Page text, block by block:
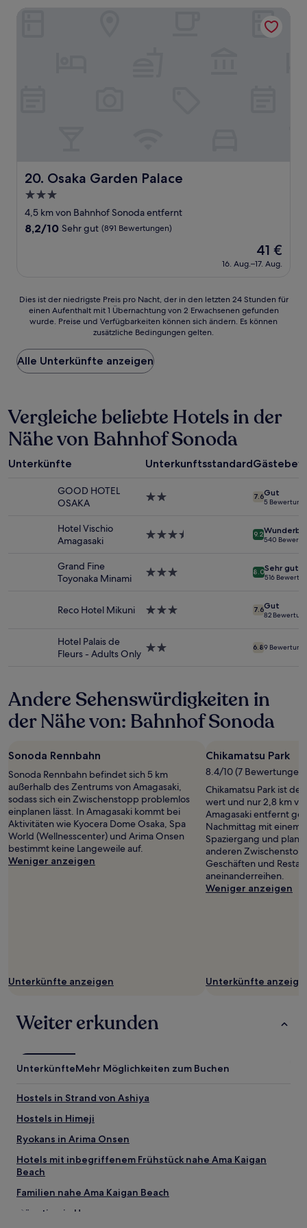
Bewertungen)
20. Osaka Garden Palace
Osaka Garden Palace
3.0-
Sterne-
Unterkunft
4,5 km von Bahnhof Sonoda entfernt
8.2
Bewertungen)
8,2/10 Sehr gut (891 Bewertungen)
Der
Preis
beträgt
41 €
16. Aug.–17. Aug.
Dies
der
Preis
pro
Nacht,
den
letzten
24 Stunden
für
einen
1 Übernachtung
gefunden
Verfügbarkeiten
zusätzliche
Dies ist der niedrigste Preis pro Nacht, der in den letzten 24 Stunden für
einen Aufenthalt mit 1 Übernachtung von 2 Erwachsenen gefunden
wurde. Preise und Verfügbarkeiten können sich ändern. Es können
zusätzliche Bedingungen gelten.
Alle Unterkünfte anzeigen
Vergleiche beliebte Hotels in der
Nähe von Bahnhof Sonoda
Unterkünfte Unterkunftsstandard
GOOD HOTEL
OSAKA
2.0-
7.6Gut
5
Hotel Vischio
Amagasaki
3.5-
9.2
540
Grand Fine
Toyonaka Minami
3.0-
8.0Sehr gut
516
Reco Hotel Mikuni
3.0-
7.6Gut
82
Hotel Palais de
Fleurs - Adults Only 2.0-
6.89
Andere Sehenswürdigkeiten in
der Nähe von: Bahnhof Sonoda
Sonoda Rennbahn
Sonoda Rennbahn befindet sich 5 km
außerhalb des Zentrums von Amagasaki,
sodass sich ein Zwischenstopp problemlos
einplanen lässt. In Amagasaki kommt bei
Aktivitäten wie Kyocera Dome Osaka, Spa
World (Wellnesscenter) und Arima Onsen
bestimmt keine Langeweile auf.
Weniger anzeigen
Unterkünfte anzeigen
Chikamatsu Park
8.4/10 (7 Bewertungen)
Chikamatsu Park ist
wert und nur 2,8 km
Amagasaki entfernt
Nachmittag mit einem
Spaziergang und
anderen
Geschäften und
aneinanderreihen.
Weniger anzeigen
Unterkünfte
Weiter erkunden
UnterkünfteMehr Möglichkeiten zum Buchen
Hostels in Strand von Ashiya
Hostels in Himeji
Ryokans in Arima Onsen
Hotels mit inbegriffenem Frühstück nahe Ama Kaigan
Beach
Familien nahe Ama Kaigan Beach
Günstige in Hyogo